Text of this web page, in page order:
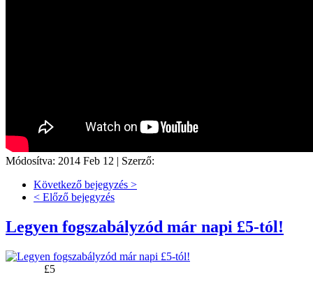
Módosítva: 2014 Feb 12 | Szerző:
Következő bejegyzés >
< Előző bejegyzés
Legyen fogszabályzód már napi £5-tól!
£5